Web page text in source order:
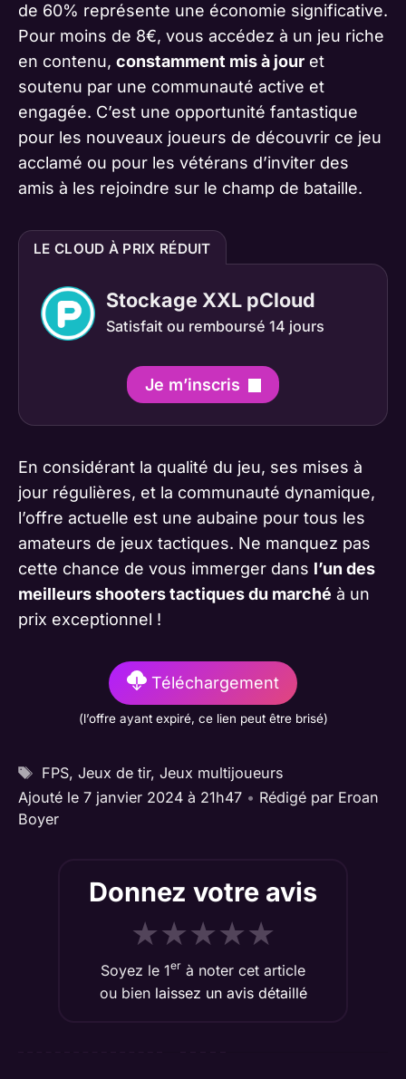
de 60% représente une économie significative.
Pour moins de 8€, vous accédez à un jeu riche
en contenu, constamment mis à jour et
soutenu par une communauté active et
engagée. C’est une opportunité fantastique
pour les nouveaux joueurs de découvrir ce jeu
acclamé ou pour les vétérans d’inviter des
amis à les rejoindre sur le champ de bataille.
LE CLOUD À PRIX RÉDUIT
Stockage XXL pCloud
Satisfait ou remboursé 14 jours
Je m’inscris
En considérant la qualité du jeu, ses mises à
jour régulières, et la communauté dynamique,
l’offre actuelle est une aubaine pour tous les
amateurs de jeux tactiques. Ne manquez pas
cette chance de vous immerger dans l’un des
meilleurs shooters tactiques du marché à un
prix exceptionnel !
Téléchargement
(l’offre ayant expiré, ce lien peut être brisé)
Étiquettes
FPS, Jeux de tir, Jeux multijoueurs
Ajouté le 7 janvier 2024 à 21h47 • Rédigé par Eroan
Boyer
Donnez votre avis
★★★★★
Soyez le 1er à noter cet article
ou bien laissez un avis détaillé